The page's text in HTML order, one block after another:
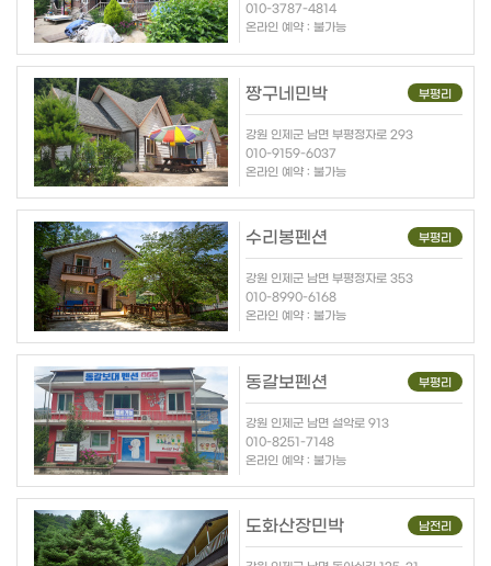
010-3787-4814
온라인 예약 : 불가능
짱구네민박 부평리
강원 인제군 남면 부평정자로 293
010-9159-6037
온라인 예약 : 불가능
수리봉펜션 부평리
강원 인제군 남면 부평정자로 353
010-8990-6168
온라인 예약 : 불가능
동갈보펜션 부평리
강원 인제군 남면 설악로 913
010-8251-7148
온라인 예약 : 불가능
도화산장민박 남전리